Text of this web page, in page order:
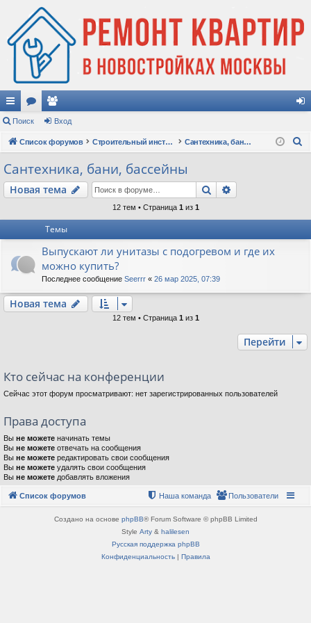
с
ы
лк
и
ор
ум
ол
ьз
ат
и
д
Поиск Вход
Список форумов Строительный инструмент, техника и оборудование Сантехника, бани, бассейны
Сантехника, бани, бассейны
Новая тема Поиск
12 тем • Страница 1 из 1
Темы
Выпускают ли унитазы с подогревом и где их
можно купить?
Последнее сообщение Seerrr « 26 мар 2025, 07:39
Новая тема
12 тем • Страница 1 из 1
Перейти
Кто сейчас на конференции
Сейчас этот форум просматривают: нет зарегистрированных пользователей
Права доступа
Вы не можете начинать темы
Вы не можете отвечать на сообщения
Вы не можете редактировать свои сообщения
Вы не можете удалять свои сообщения
Вы не можете добавлять вложения
Список форумов Пользователи
Наша команда
Создано на основе phpBB® Forum Software © phpBB Limited
Style Arty & halilesen
Русская поддержка phpBB
Конфиденциальность| Правила